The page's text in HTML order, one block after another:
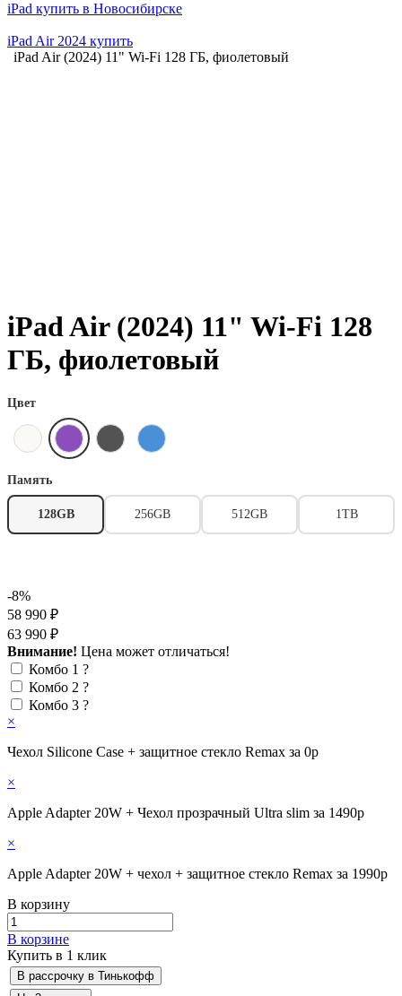
iPad купить в Новосибирске
iPad Air 2024 купить
iPad Air (2024) 11" Wi-Fi 128 ГБ, фиолетовый
iPad Air (2024) 11" Wi-Fi 128
ГБ, фиолетовый
Цвет
Память
128GB 256GB 512GB 1TB
-8%
58 990 ₽
63 990 ₽
Внимание! Цена может отличаться!
Комбо 1 ?
Комбо 2 ?
Комбо 3 ?
×
Чехол Silicone Case + защитное стекло Remax за 0р
×
Apple Adapter 20W + Чехол прозрачный Ultra slim за 1490р
×
Apple Adapter 20W + чехол + защитное стекло Remax за 1990р
В корзину
В корзине
Купить в 1 клик